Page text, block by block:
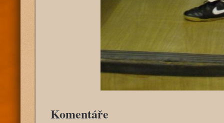
Komentáře